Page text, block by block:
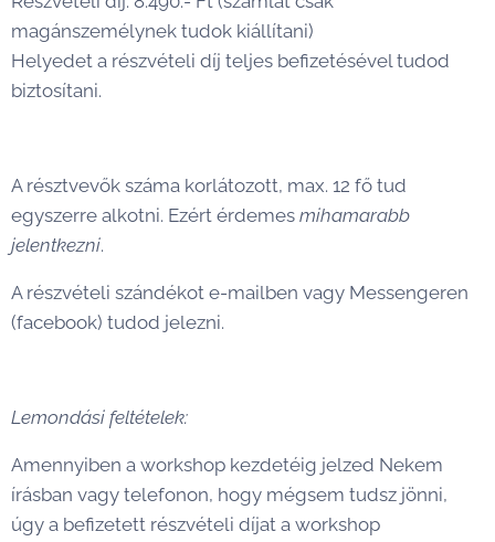
magánszemélynek tudok kiállítani)
Helyedet a részvételi díj teljes befizetésével tudod
biztosítani.
A résztvevők száma korlátozott, max. 12 fő tud
egyszerre alkotni. Ezért érdemes mihamarabb
jelentkezni.
A részvételi szándékot e-mailben vagy Messengeren
(facebook) tudod jelezni.
Lemondási feltételek:
Amennyiben a workshop kezdetéig jelzed Nekem
írásban vagy telefonon, hogy mégsem tudsz jönni,
úgy a befizetett részvételi díjat a workshop